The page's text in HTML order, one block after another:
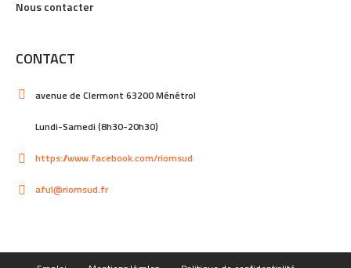
Nous contacter
CONTACT
avenue de Clermont 63200 Ménétrol
Lundi-Samedi (8h30-20h30)
https://www.facebook.com/riomsud
aful@riomsud.fr